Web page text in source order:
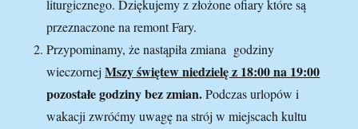
liturgicznego. Dziękujemy z złożone ofiary które są
przeznaczone na remont Fary.
Przypominamy, że nastąpiła zmiana godziny
wieczornejMszy świętew niedzielę z 18:00 na 19:00
pozostałe godziny bez zmian.Podczas urlopów i
wakacji zwróćmy uwagę na strój w miejscach kultu